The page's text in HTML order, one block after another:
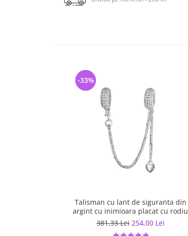
Talisman cu lant de siguranta din
argint cu inimioara placat cu rodiu
381,33 Lei 254,00 Lei
-33%